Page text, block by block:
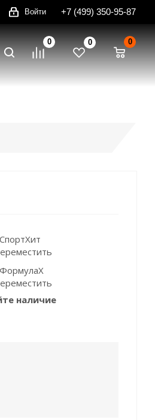
Войти +7 (499) 350-95-87
0 0 0
наличие